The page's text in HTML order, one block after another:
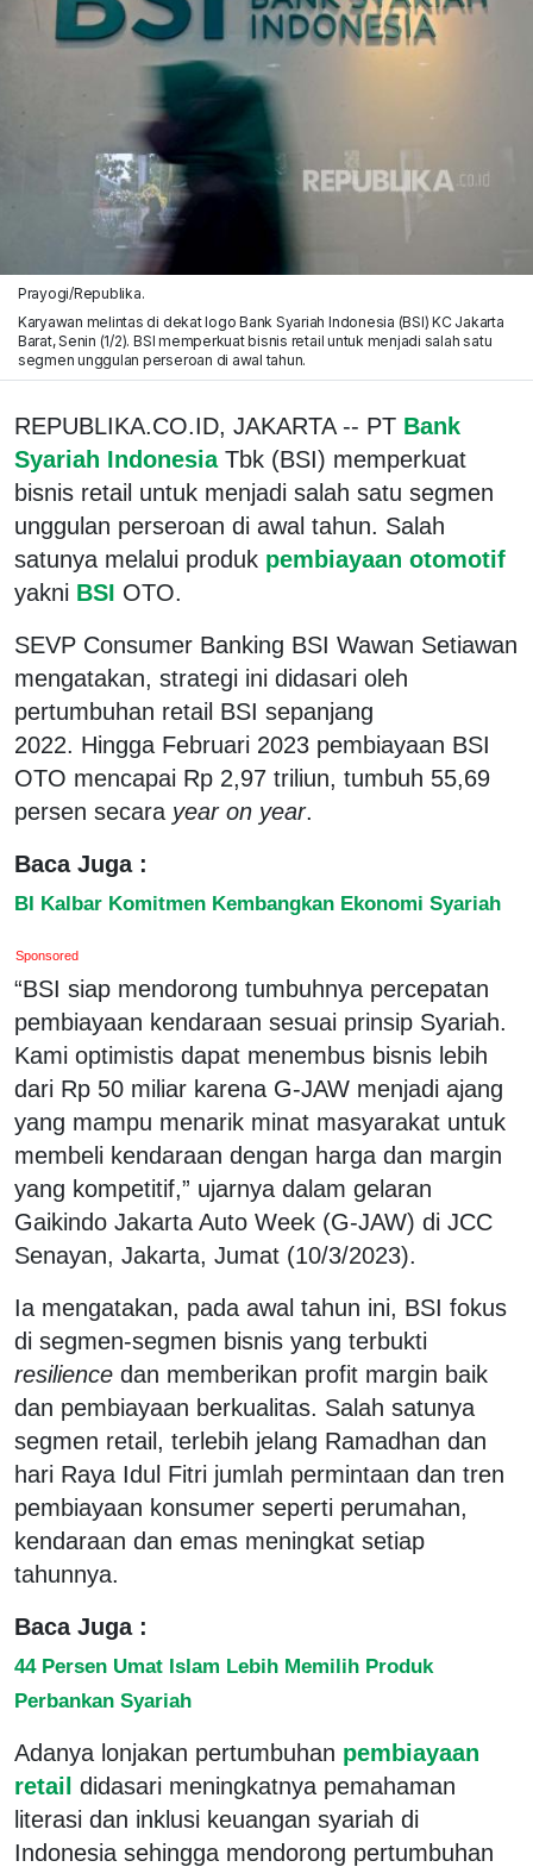
Prayogi/Republika.
Karyawan melintas di dekat logo Bank Syariah Indonesia (BSI) KC Jakarta
Barat, Senin (1/2). BSI memperkuat bisnis retail untuk menjadi salah satu
segmen unggulan perseroan di awal tahun.
REPUBLIKA.CO.ID, JAKARTA -- PT Bank
Syariah Indonesia Tbk (BSI) memperkuat
bisnis retail untuk menjadi salah satu segmen
unggulan perseroan di awal tahun. Salah
satunya melalui produk pembiayaan otomotif
yakni BSI OTO.
SEVP Consumer Banking BSI Wawan Setiawan
mengatakan, strategi ini didasari oleh
pertumbuhan retail BSI sepanjang
2022. Hingga Februari 2023 pembiayaan BSI
OTO mencapai Rp 2,97 triliun, tumbuh 55,69
persen secara year on year.
Baca Juga :
BI Kalbar Komitmen Kembangkan Ekonomi Syariah
Sponsored
“BSI siap mendorong tumbuhnya percepatan
pembiayaan kendaraan sesuai prinsip Syariah.
Kami optimistis dapat menembus bisnis lebih
dari Rp 50 miliar karena G-JAW menjadi ajang
yang mampu menarik minat masyarakat untuk
membeli kendaraan dengan harga dan margin
yang kompetitif,” ujarnya dalam gelaran
Gaikindo Jakarta Auto Week (G-JAW) di JCC
Senayan, Jakarta, Jumat (10/3/2023).
Ia mengatakan, pada awal tahun ini, BSI fokus
di segmen-segmen bisnis yang terbukti
resilience dan memberikan profit margin baik
dan pembiayaan berkualitas. Salah satunya
segmen retail, terlebih jelang Ramadhan dan
hari Raya Idul Fitri jumlah permintaan dan tren
pembiayaan konsumer seperti perumahan,
kendaraan dan emas meningkat setiap
tahunnya.
Baca Juga :
44 Persen Umat Islam Lebih Memilih Produk
Perbankan Syariah
Adanya lonjakan pertumbuhan pembiayaan
retail didasari meningkatnya pemahaman
literasi dan inklusi keuangan syariah di
Indonesia sehingga mendorong pertumbuhan